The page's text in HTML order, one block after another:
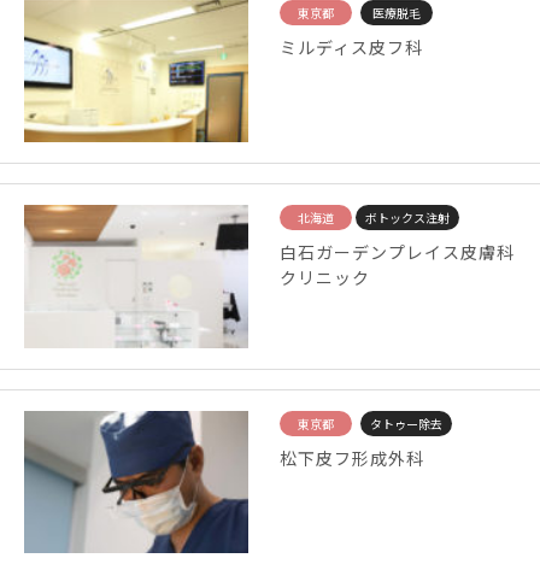
東京都 医療脱毛
ミルディス皮フ科
北海道 ボトックス注射
白石ガーデンプレイス皮膚科
クリニック
東京都 タトゥー除去
松下皮フ形成外科